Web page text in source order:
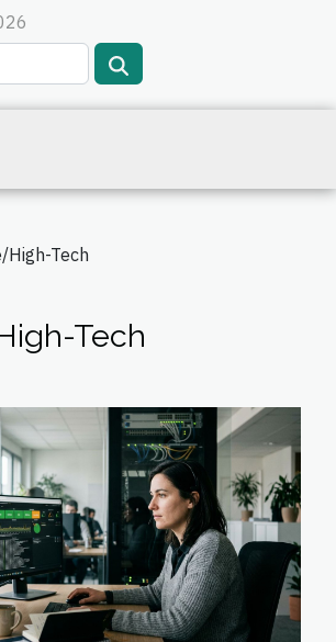
High-Tech
Tech